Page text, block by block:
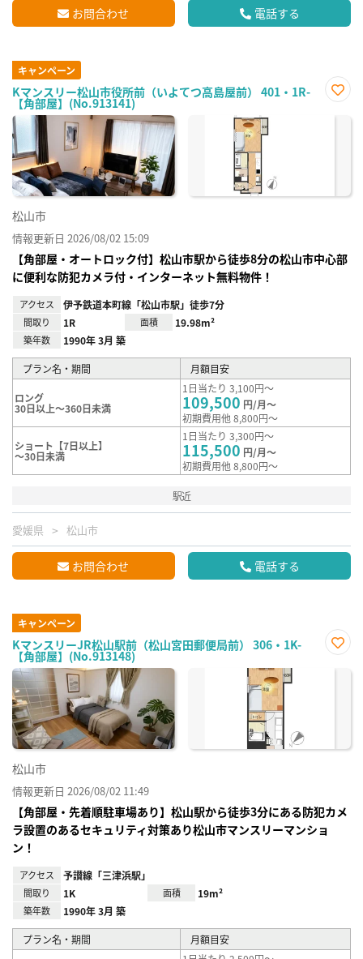
お問合わせ 電話する
キャンペーン
Kマンスリー松山市役所前（いよてつ高島屋前） 401・1R-
【角部屋】(No.913141)
に入
松山市
情報更新日 2026/08/02 15:09
【角部屋・オートロック付】松山市駅から徒歩8分の松山市中心部
に便利な防犯カメラ付・インターネット無料物件！
アクセス 伊予鉄道本町線「松山市駅」徒歩7分
間取り 1R 面積 19.98m²
築年数 1990年 3月 築
プラン名・期間 月額目安
ロング
30日以上～360日未満
1日当たり 3,100円～
109,500 円/月～
初期費用他 8,800円～
ショート【7日以上】
～30日未満
1日当たり 3,300円～
115,500 円/月～
初期費用他 8,800円～
駅近
愛媛県 松山市
お問合わせ 電話する
キャンペーン
KマンスリーJR松山駅前（松山宮田郵便局前） 306・1K-
【角部屋】(No.913148)
に入
松山市
情報更新日 2026/08/02 11:49
【角部屋・先着順駐車場あり】松山駅から徒歩3分にある防犯カメ
ラ設置のあるセキュリティ対策あり松山市マンスリーマンショ
ン！
アクセス 予讃線「三津浜駅」
間取り 1K 面積 19m²
築年数 1990年 3月 築
プラン名・期間
月額目安